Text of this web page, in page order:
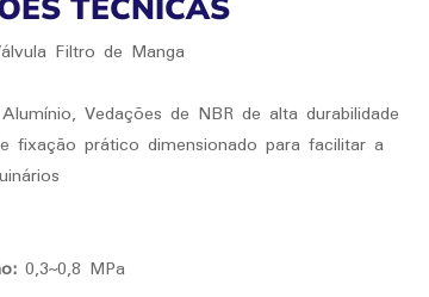
TÉCNICAS
Filtro de Manga
Vedações de NBR de alta durabilidade
fixação prático dimensionado para facilitar a
0,3~0,8 MPa